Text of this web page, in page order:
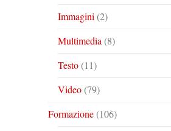
Immagini (2)
Multimedia (8)
Testo(11)
Video(79)
Formazione(106)